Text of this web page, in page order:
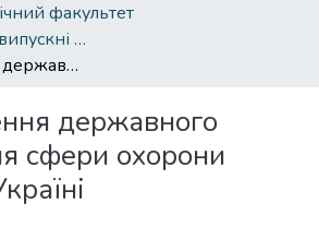
факультет
Кваліфікаційні випускні роботи бакалаврів. Економічний факультет
Удосконалення державного регулювання сфери охорони здоров’я в Україні
державного
сфери охорони